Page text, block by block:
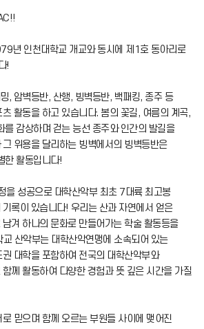
년 인천대학교 개교와 동시에 제1호 동아리로
!
, 암벽등반, 산행, 빙벽등반, 백패킹, 종주 등
활동을 하고 있습니다. 봄의 꽃길, 여름의 계곡,
를 감상하며 걷는 능선 종주와 인간의 발길을
위용을 달리하는 빙벽에서의 빙벽등반은
한 활동입니다!
성공으로 대학산악부 최초 7대륙 최고봉
록이 있습니다! 우리는 산과 자연에서 얻은
겨 하나의 문화로 만들어가는 학술 활동등을
산악부는 대학산악연맹에 소속되어 있는
대학을 포함하여 전국의 대학산악부와
께 활동하여 다양한 경험과 뜻 깊은 시간을 가질
믿으며 함께 오르는 부원들 사이에 맺어진